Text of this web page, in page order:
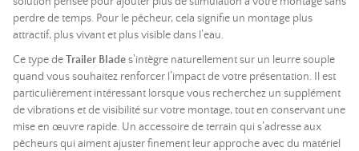
perdre de temps. Pour le pêcheur, cela signifie un montage plus
attractif, plus vivant et plus visible dans l’eau.
Ce type deTrailer Blades’intègre naturellement sur un leurre souple
quand vous souhaitez renforcer l’impact de votre présentation. Il est
particulièrement intéressant lorsque vous recherchez un supplément
de vibrations et de visibilité sur votre montage, tout en conservant une
mise en œuvre rapide. Un accessoire de terrain qui s’adresse aux
pêcheurs qui aiment ajuster finement leur approche avec du matériel